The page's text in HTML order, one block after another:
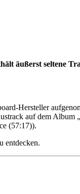
äußerst seltene
Hersteller
auf dem
(57:17)).
entdecken.